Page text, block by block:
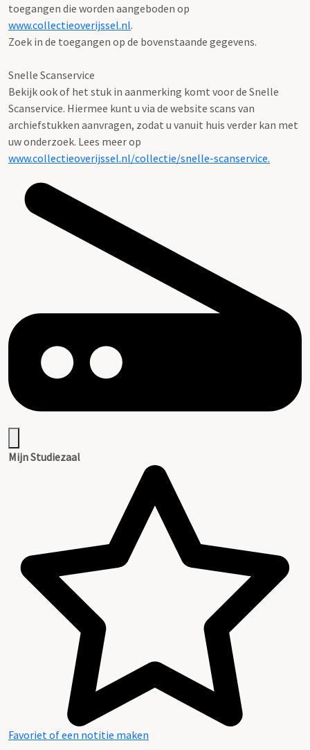
toegangen die worden aangeboden op
www.collectieoverijssel.nl.
Zoek in de toegangen op de bovenstaande gegevens.
Snelle Scanservice
Bekijk ook of het stuk in aanmerking komt voor de Snelle
Scanservice. Hiermee kunt u via de website scans van
archiefstukken aanvragen, zodat u vanuit huis verder kan met
uw onderzoek. Lees meer op
www.collectieoverijssel.nl/collectie/snelle-scanservice.
Mijn Studiezaal
Favoriet of een notitie maken